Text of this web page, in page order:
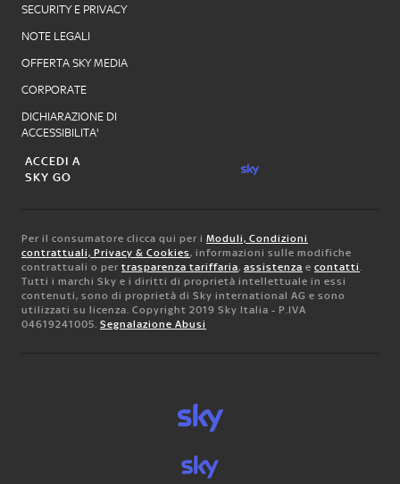
SECURITY E PRIVACY
NOTE LEGALI
OFFERTA SKY MEDIA
CORPORATE
DICHIARAZIONE DI
ACCESSIBILITA'
ACCEDI A
SKY GO
Per il consumatore clicca qui per i Moduli, Condizioni
contrattuali, Privacy & Cookies, informazioni sulle modifiche
contrattuali o per trasparenza tariffaria, assistenza e contatti.
Tutti i marchi Sky e i diritti di proprietà intellettuale in essi
contenuti, sono di proprietà di Sky international AG e sono
utilizzati su licenza. Copyright 2019 Sky Italia - P.IVA
04619241005. Segnalazione Abusi